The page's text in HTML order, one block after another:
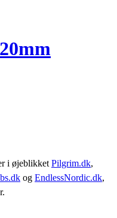
i øjeblikket Pilgrim.dk,
og EndlessNordic.dk,